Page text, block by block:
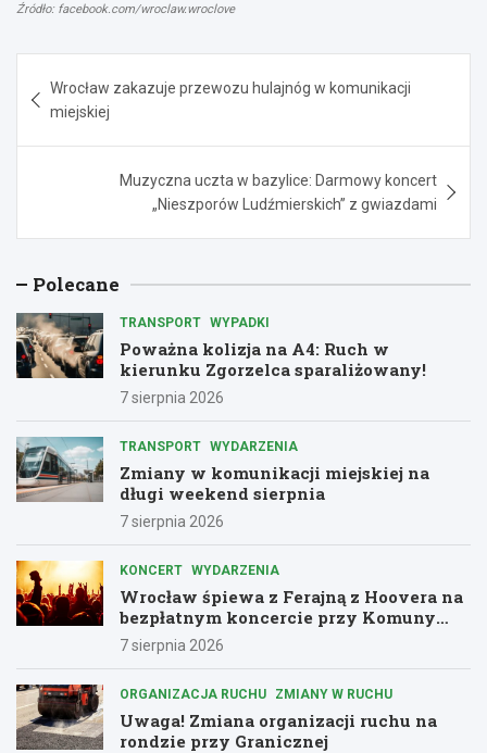
Źródło: facebook.com/wroclaw.wroclove
wpisu
Wrocław zakazuje przewozu hulajnóg w komunikacji
miejskiej
Muzyczna uczta w bazylice: Darmowy koncert
„Nieszporów Ludźmierskich” z gwiazdami
Polecane
TRANSPORT WYPADKI
Poważna kolizja na A4: Ruch w
kierunku Zgorzelca sparaliżowany!
7 sierpnia 2026
TRANSPORT WYDARZENIA
Zmiany w komunikacji miejskiej na
długi weekend sierpnia
7 sierpnia 2026
KONCERT WYDARZENIA
Wrocław śpiewa z Ferajną z Hoovera na
bezpłatnym koncercie przy Komuny
Paryskiej
7 sierpnia 2026
ORGANIZACJA RUCHU ZMIANY W RUCHU
Uwaga! Zmiana organizacji ruchu na
rondzie przy Granicznej